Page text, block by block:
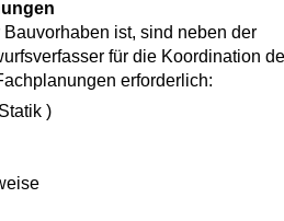
ist, sind neben der
für die Koordination
erforderlich:
)